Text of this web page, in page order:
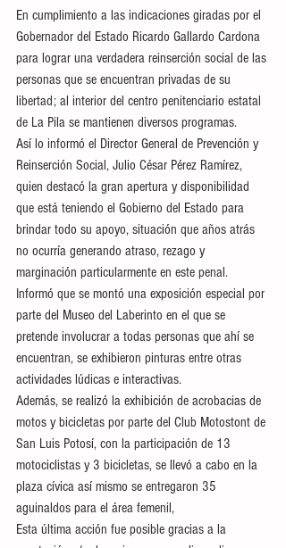
En cumplimiento a las indicaciones giradas por el
Gobernador del Estado Ricardo Gallardo Cardona
para lograr una verdadera reinserción social de las
personas que se encuentran privadas de su
libertad; al interior del centro penitenciario estatal
de La Pila se mantienen diversos programas.
Así lo informó el Director General de Prevención y
Reinserción Social, Julio César Pérez Ramírez,
quien destacó la gran apertura y disponibilidad
que está teniendo el Gobierno del Estado para
brindar todo su apoyo, situación que años atrás
no ocurría generando atraso, rezago y
marginación particularmente en este penal.
Informó que se montó una exposición especial por
parte del Museo del Laberinto en el que se
pretende involucrar a todas personas que ahí se
encuentran, se exhibieron pinturas entre otras
actividades lúdicas e interactivas.
Además, se realizó la exhibición de acrobacias de
motos y bicicletas por parte del Club Motostont de
San Luis Potosí, con la participación de 13
motociclistas y 3 bicicletas, se llevó a cabo en la
plaza cívica así mismo se entregaron 35
aguinaldos para el área femenil,
Esta última acción fue posible gracias a la